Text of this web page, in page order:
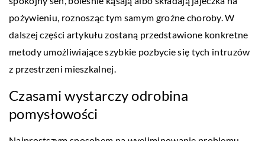
pożywieniu, roznosząc tym samym groźne choroby. W
dalszej części artykułu zostaną przedstawione konkretne
metody umożliwiające szybkie pozbycie się tych intruzów
z przestrzeni mieszkalnej.
Czasami wystarczy odrobina
pomysłowości